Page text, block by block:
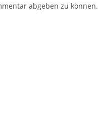
abgeben zu können.